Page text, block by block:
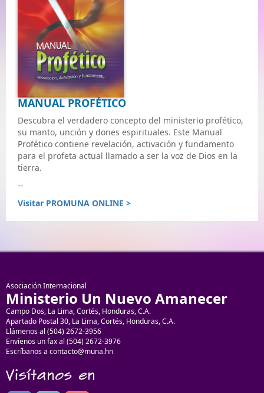
MANUAL PROFÉTICO
Descubra el verdadero concepto del ministerio profético,
su manto, unción y dones espirituales. Este Manual
Profético contiene revelación, activación y fundamento
para el profeta actual llamado a ser la voz de Dios en la
tierra.
--
Visitar PROMUNA ONLINE >
Asociación Internacional
Ministerio Un Nuevo Amanecer
Campo Dos, La Lima, Cortés, Honduras, C.A.
Apartado Postal 30, La Lima, Cortés, Honduras, C.A.
Llámenos al (504) 2672-3956
Envíenos un fax al (504) 2672-3976
Escríbanos a contacto@muna.hn